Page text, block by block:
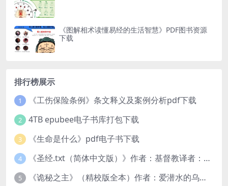
《图解相术读懂易经的生活智慧》PDF图书资源
下载
排行榜展示
1 《工伤保险条例》条文释义及案例分析pdf下载
2 4TB epubee电子书库打包下载
3 《生命是什么》pdf电子书下载
4 《圣经.txt（简体中文版）》作者：基督教译者：中国基督教协会
5 《诡秘之主》（精校版全本）作者：爱潜水的乌贼txt